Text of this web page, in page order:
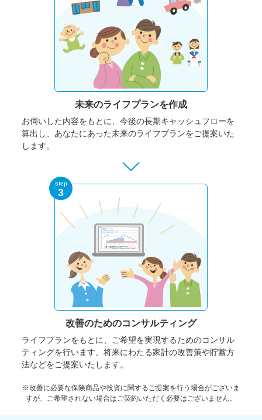
未来のライフプランを作成
お伺いした内容をもとに、今後の長期キャッシュフローを
算出し、あなたにあった未来のライフプランをご提案いた
します。
step
3
改善のためのコンサルティング
ライフプランをもとに、ご希望を実現するためのコンサル
ティングを行います。将来にわたる家計の改善策や貯蓄方
法などをご提案いたします。
※改善に必要な保険商品や投資に関するご提案を行う場合がございま
すが、ご希望されない場合はご契約いただく必要はございません。